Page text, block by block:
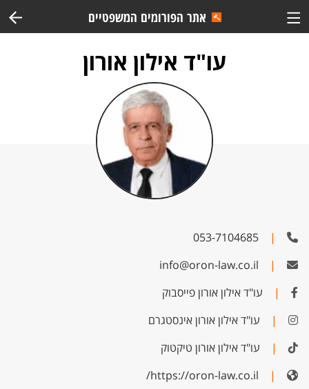
אתר הפורומים המשפטיים
עו"ד אילון אורון
|
053-7104685
|
info@oron-law.co.il
|
עו"ד אילון אורון פייסבוק
|
עו"ד אילון אורון אינסטגרם
|
עו"ד אילון אורון טיקטוק
|
https://oron-law.co.il/